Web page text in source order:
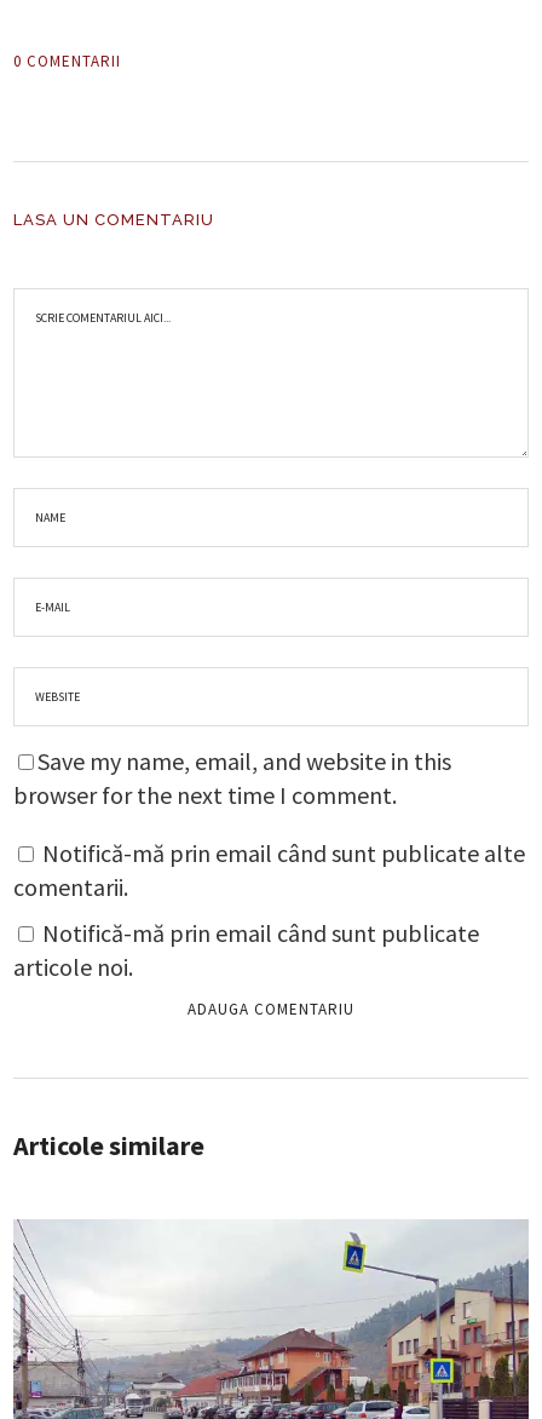
0 COMENTARII
LASA UN COMENTARIU
Save my name, email, and website in this
browser for the next time I comment.
Notifică-mă prin email când sunt publicate alte
comentarii.
Notifică-mă prin email când sunt publicate
articole noi.
Articole similare